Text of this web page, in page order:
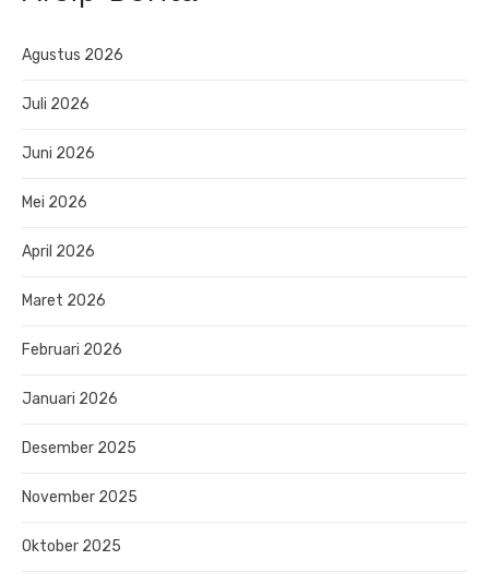
Agustus 2026
Juli 2026
Juni 2026
Mei 2026
April 2026
Maret 2026
Februari 2026
Januari 2026
Desember 2025
November 2025
Oktober 2025